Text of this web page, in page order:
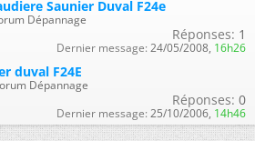
Saunier Duval F24e
Dépannage
Réponses: 1
Dernier message: 24/05/2008, 16h26
duval F24E
Dépannage
Réponses: 0
Dernier message: 25/10/2006, 14h46